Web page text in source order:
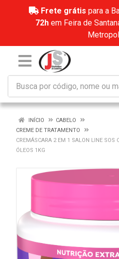
Frete grátis para a
72hem Feira de
INÍCIO
CABELO
CREME DE TRATAMENTO
CREMÁSCARA 2 EM 1 SALON LINE SOS
ÓLEOS 1KG